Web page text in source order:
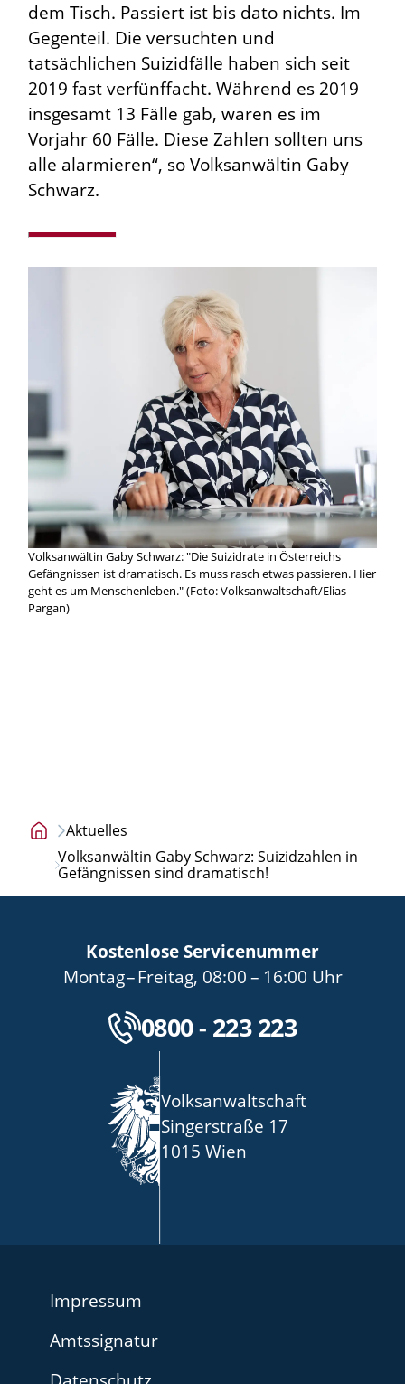
dem Tisch. Passiert ist bis dato nichts. Im
Gegenteil. Die versuchten und
tatsächlichen Suizidfälle haben sich seit
2019 fast verfünffacht. Während es 2019
insgesamt 13 Fälle gab, waren es im
Vorjahr 60 Fälle. Diese Zahlen sollten uns
alle alarmieren“, so Volksanwältin Gaby
Schwarz.
Volksanwältin Gaby Schwarz: "Die Suizidrate in Österreichs
Gefängnissen ist dramatisch. Es muss rasch etwas passieren. Hier
geht es um Menschenleben." (Foto: Volksanwaltschaft/Elias
Pargan)
Startseite
Aktuelles
Volksanwältin Gaby Schwarz: Suizidzahlen in
Gefängnissen sind dramatisch!
Kostenlose Servicenummer
Montagbis
–Freitag, von
08:00– bis
16:00 Uhr
Kostenlose
0800 - 223 223
Volksanwaltschaft
Singerstraße 17
1015 Wien
Impressum
Amtssignatur